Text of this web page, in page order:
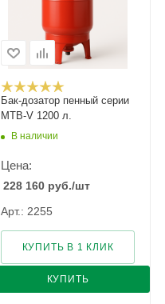
Бак-дозатор пенный серии
MTB-V 1200 л.
В наличии
Цена:
228 160 руб./шт
Арт.: 2255
КУПИТЬ
КУПИТЬ В 1 КЛИК